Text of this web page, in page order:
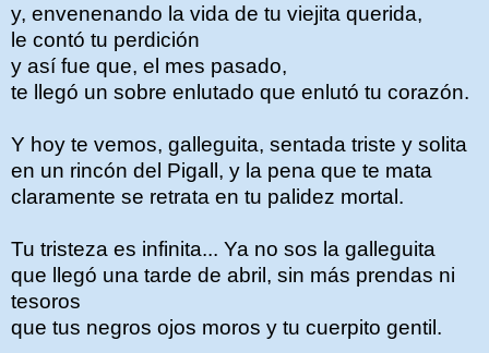
y, envenenando la vida de tu viejita querida,
le contó tu perdición
y así fue que, el mes pasado,
te llegó un sobre enlutado que enlutó tu corazón.
Y hoy te vemos, galleguita, sentada triste y solita
en un rincón del Pigall, y la pena que te mata
claramente se retrata en tu palidez mortal.
Tu tristeza es infinita... Ya no sos la galleguita
que llegó una tarde de abril, sin más prendas ni
tesoros
que tus negros ojos moros y tu cuerpito gentil.